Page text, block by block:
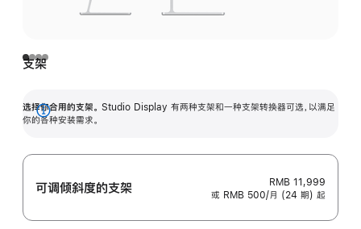
支架
选择你合用的支架。 Studio Display 有两种支架和一种支架转换器可选，以满足
你的各种安装需求。
展
可调倾斜度的支架
RMB 11,999
或 RMB 500/月 (24 期) 起